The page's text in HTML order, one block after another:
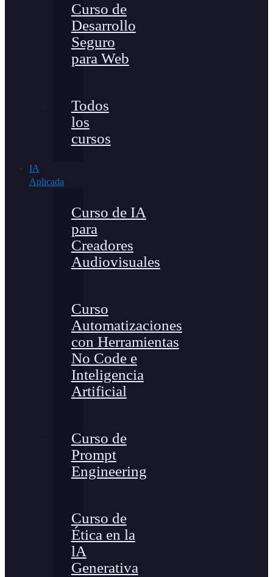
Curso de
Desarrollo
Seguro
para Web
Todos
los
cursos
IA
Aplicada
Curso de IA
para
Creadores
Audiovisuales
Curso
Automatizaciones
con Herramientas
No Code e
Inteligencia
Artificial
Curso de
Prompt
Engineering
Curso de
Ética en la
lA
Generativa